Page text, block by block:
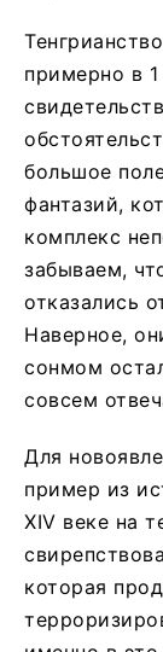
примерно в
большое
фантазий,
комплекс
забываем,
отказались
Наверное,
сонмом
совсем
Для
пример из
XIV веке на
которая